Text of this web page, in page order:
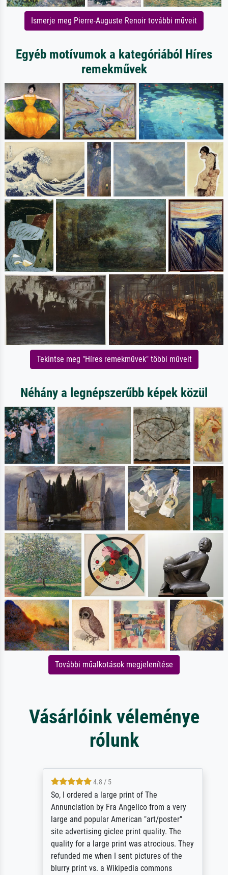
Ismerje meg Pierre-Auguste Renoir további műveit
Egyéb motívumok a kategóriából Híres
remekművek
Tekintse meg "Híres remekművek" többi műveit
Néhány a legnépszerűbb képek közül
További műalkotások megjelenítése
Vásárlóink véleménye
rólunk
4.8 / 5
So, I ordered a large print of The
Annunciation by Fra Angelico from a very
large and popular American "art/poster"
site advertising giclee print quality. The
quality for a large print was atrocious. They
refunded me when I sent pictures of the
blurry print vs. a Wikipedia commons